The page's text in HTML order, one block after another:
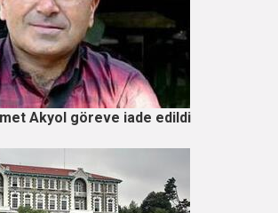
Akyol göreve iade edildi